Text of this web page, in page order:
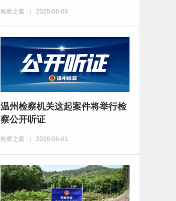
检察之窗 | 2026-06-08
温州检察机关这起案件将举行检
察公开听证
检察之窗 | 2026-06-01